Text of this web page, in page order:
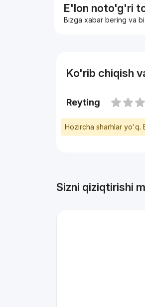
E'lon noto'g'ri
Bizga xabar bering va
Ko'rib chiqish
Reyting
Hozircha sharhlar yo'q.
Sizni qiziqtirishi